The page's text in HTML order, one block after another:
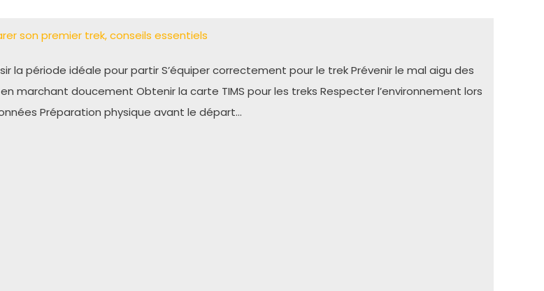
son premier trek, conseils essentiels
la période idéale pour partir S’équiper correctement pour le trek Prévenir le mal aigu des
marchant doucement Obtenir la carte TIMS pour les treks Respecter l’environnement lors
Préparation physique avant le départ…